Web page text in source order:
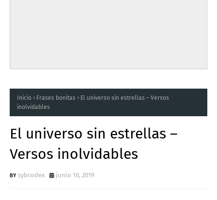
Inicio Frases bonitas
El universo sin estrellas – Versos
inolvidables
El universo sin estrellas –
Versos inolvidables
sybcodex junio 10, 2019